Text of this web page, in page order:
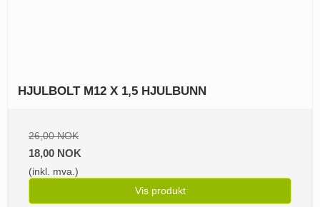
HJULBOLT M12 X 1,5 HJULBUNN
26,00 NOK
18,00 NOK
(inkl. mva.)
Vis produkt